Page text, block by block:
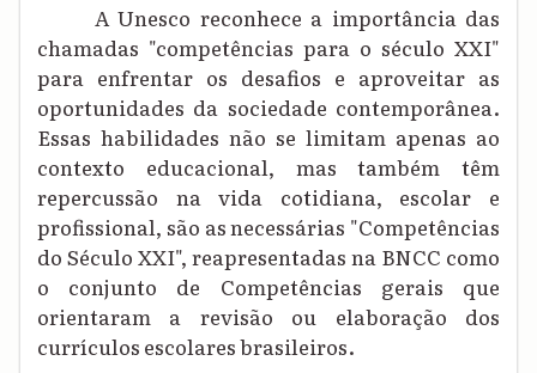
A Unesco reconhece a importância das
chamadas "competências para o século XXI"
para enfrentar os desafios e aproveitar as
oportunidades da sociedade contemporânea.
Essas habilidades não se limitam apenas ao
contexto educacional, mas também têm
repercussão na vida cotidiana, escolar e
profissional, são as necessárias "Competências
do Século XXI", reapresentadas na BNCC como
o conjunto de Competências gerais que
orientaram a revisão ou elaboração dos
currículos escolares brasileiros.